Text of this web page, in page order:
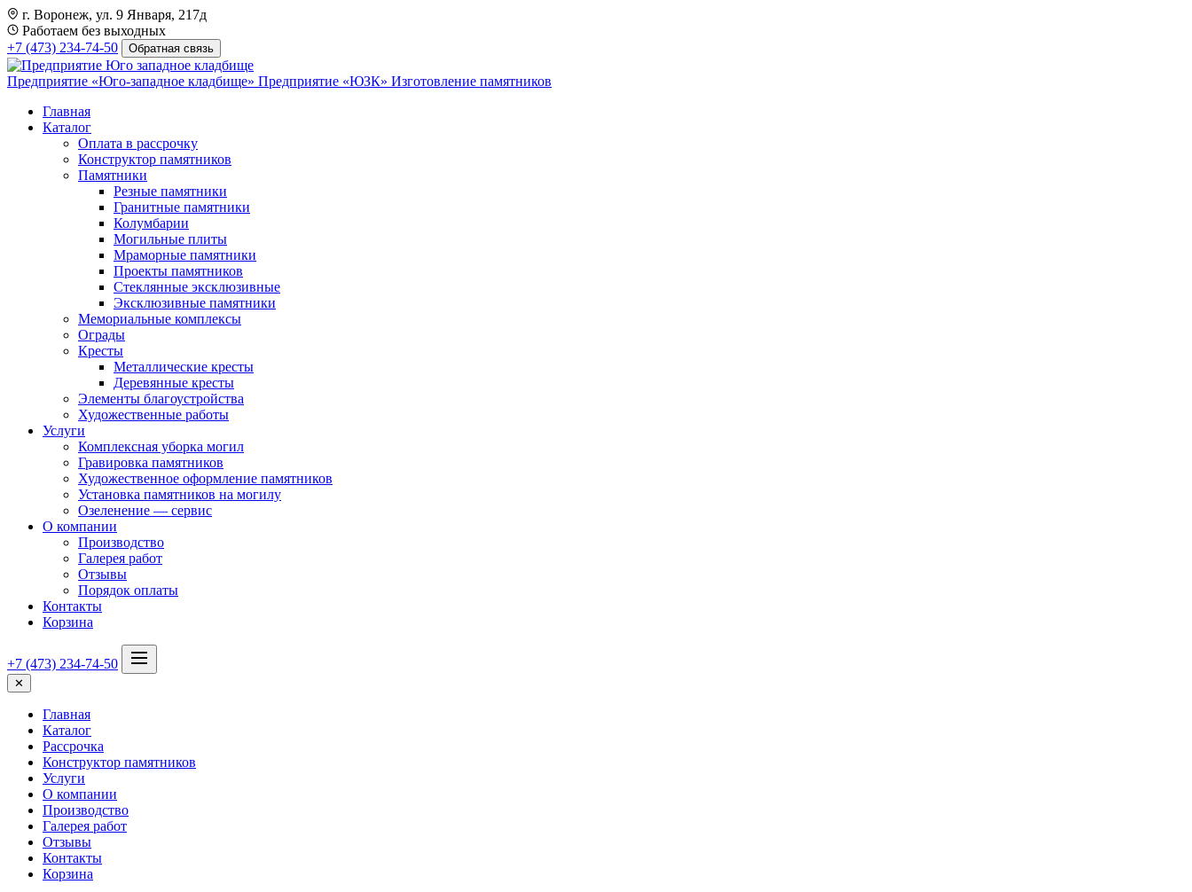
г. Воронеж, ул. 9 Января, 217д
Работаем без выходных
+7 (473) 234-74-50
Обратная связь
Предприятие «Юго-западное кладбище» Предприятие «ЮЗК» Изготовление памятников
Главная
Каталог
Оплата в рассрочку
Конструктор памятников
Памятники
Резные памятники
Гранитные памятники
Колумбарии
Могильные плиты
Мраморные памятники
Проекты памятников
Стеклянные эксклюзивные
Эксклюзивные памятники
Мемориальные комплексы
Ограды
Кресты
Металлические кресты
Деревянные кресты
Элементы благоустройства
Художественные работы
Услуги
Комплексная уборка могил
Гравировка памятников
Художественное оформление памятников
Установка памятников на могилу
Озеленение — сервис
О компании
Производство
Галерея работ
Отзывы
Порядок оплаты
Контакты
Корзина
+7 (473) 234-74-50
✕
Главная
Каталог
Рассрочка
Конструктор памятников
Услуги
О компании
Производство
Галерея работ
Отзывы
Контакты
Корзина